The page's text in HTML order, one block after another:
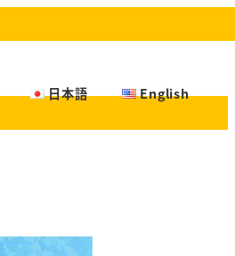
日本語 English